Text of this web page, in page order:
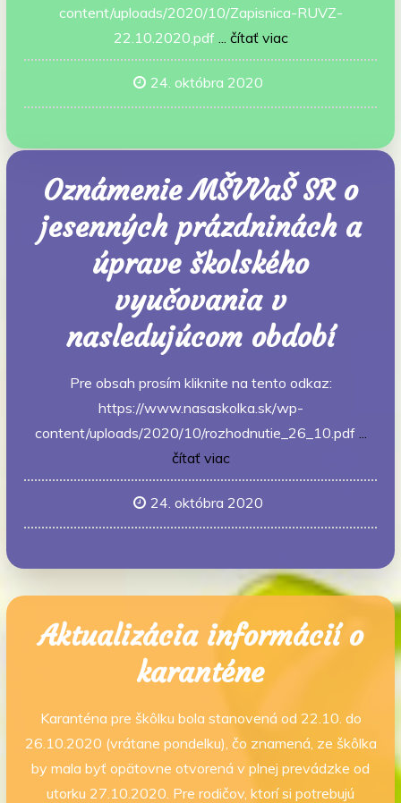
content/uploads/2020/10/Zapisnica-RUVZ-
22.10.2020.pdf
... čítať viac
24. októbra 2020
Oznámenie MŠVVaŠ SR o
jesenných prázdninách a
úprave školského
vyučovania v
nasledujúcom období
Pre obsah prosím kliknite na tento odkaz:
https://www.nasaskolka.sk/wp-
content/uploads/2020/10/rozhodnutie_26_10.pdf
čítať viac
24. októbra 2020
Aktualizácia informácií o
karanténe
Karanténa pre škôlku bola stanovená od 22.10. do
26.10.2020 (vrátane pondelku), čo znamená, ze škôlka
by mala byť opätovne otvorená v plnej prevádzke od
utorku 27.10.2020. Pre rodičov, ktorí si potrebujú